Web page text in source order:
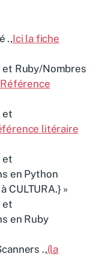
.,Ici la fiche
et Ruby/Nombres
Référence
et
litéraire
et
en Python
CULTURA.} »
et
en Ruby
.,(la